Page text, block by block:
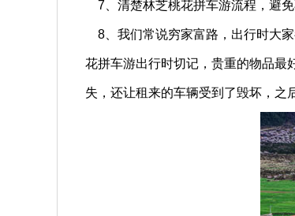
7、清楚林芝桃花拼车游流程，避免
8、我们常说穷家富路，出行时大
花拼车游出行时切记，贵重的物品最
失，还让租来的车辆受到了毁坏，之